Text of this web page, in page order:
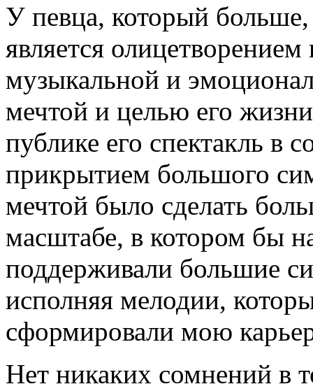
У певца, который
является олицетворением
музыкальной и
мечтой и целью его
публике его спектакль в
прикрытием большого
мечтой было сделать
масштабе, в котором бы
поддерживали большие
исполняя мелодии,
сформировали мою
Нет никаких сомнений в